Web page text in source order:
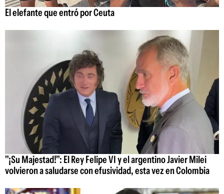
El elefante que entró por Ceuta
"¡Su Majestad!": El Rey Felipe VI y el argentino Javier Milei
volvieron a saludarse con efusividad, esta vez en Colombia